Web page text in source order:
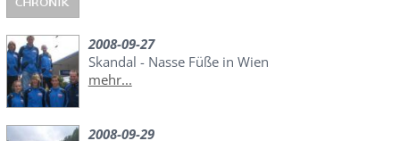
2008-09-27
Skandal - Nasse Füße in Wien
mehr...
2008-09-29